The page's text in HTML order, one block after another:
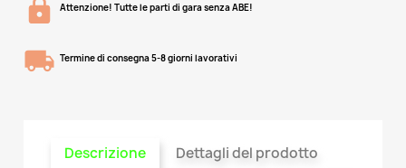
Attenzione! Tutte le parti di gara senza ABE!
Termine di consegna 5-8 giorni lavorativi
Descrizione Dettagli del prodotto